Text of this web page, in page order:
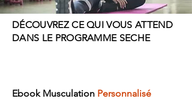
DÉCOUVREZ CE QUI VOUS ATTEND
DANS LE PROGRAMME SECHE
Ebook Musculation Personnalisé